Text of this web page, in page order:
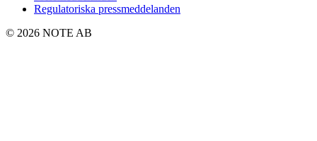
Regulatoriska pressmeddelanden
© 2026 NOTE AB